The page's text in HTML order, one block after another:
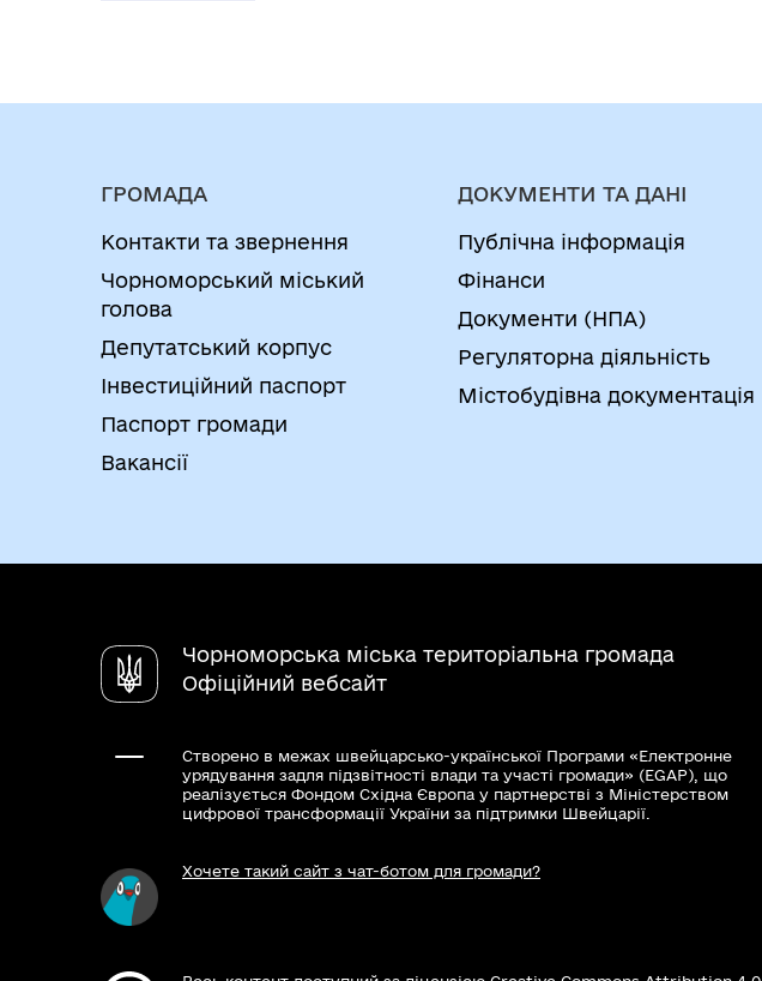
ГРОМАДА
Контакти та звернення
Чорноморський міський
голова
Депутатський корпус
Інвестиційний паспорт
Паспорт громади
Вакансії
ДОКУМЕНТИ ТА ДАНІ
Публічна інформація
Фінанси
Документи (НПА)
Регуляторна діяльність
Містобудівна документація
Чорноморська міська територіальна громада
Офіційний вебсайт
Створено в межах швейцарсько-української Програми «Електронне
урядування задля підзвітності влади та участі громади» (EGAP), що
реалізується Фондом Східна Європа у партнерстві з Міністерством
цифрової трансформації України за підтримки Швейцарії.
Хочете такий сайт з чат-ботом для громади?